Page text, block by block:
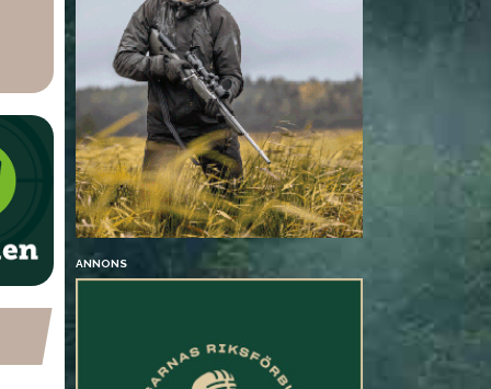
jägare vill avliva
Skyddsjakt på varg som
angrep ponny
ANNONS